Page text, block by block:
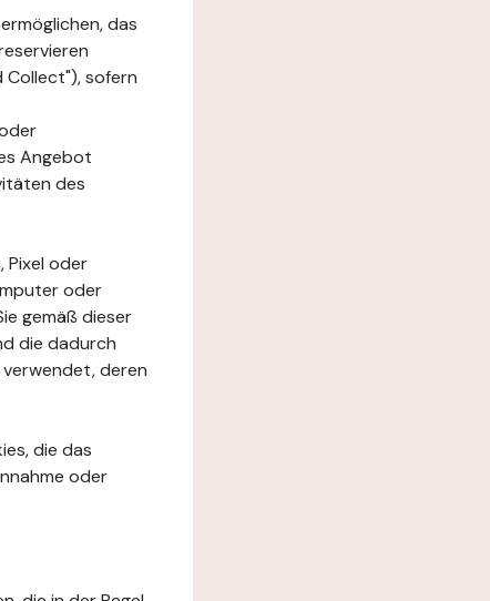
das
Collect"), sofern
Angebot
des
Pixel oder
oder
gemäß dieser
die dadurch
deren
die das
oder